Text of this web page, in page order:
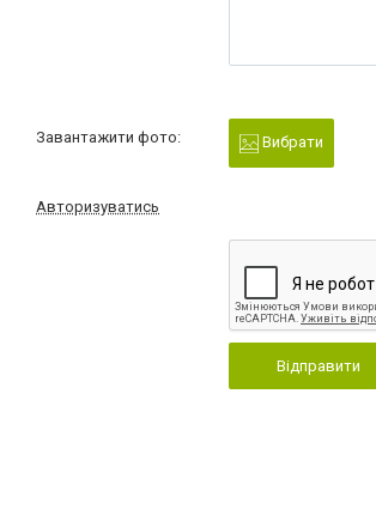
Завантажити фото: Вибрати
Авторизуватись
Відправити